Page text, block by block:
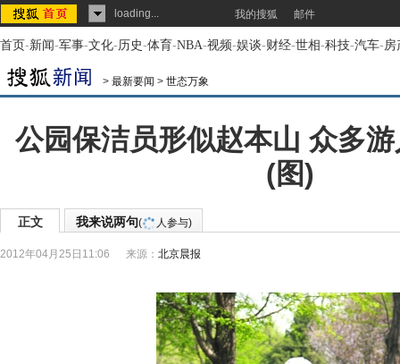
loading... 我的搜狐 邮件
首页-新闻-军事-文化-历史-体育-NBA-视频-娱谈-财经-世相-科技-汽车-房
> 最新要闻 > 世态万象
公园保洁员形似赵本山 众多
(图)
正文 我来说两句( 人参与)
2012年04月25日11:06 来源： 北京晨报